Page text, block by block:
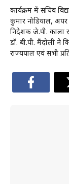
कार्यक्रम में सचिव
कुमार नोडियाल,
निदेशक जे.पी. काला
डॉ. बी.पी. मैंदोली ने
राज्यपाल एवं सभी